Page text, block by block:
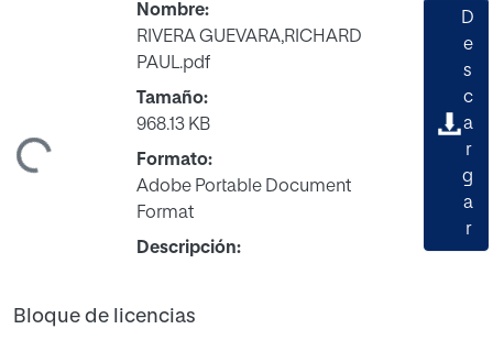
Nombre:
RIVERA GUEVARA,RICHARD
PAUL.pdf
Tamaño:
968.13 KB
Formato:
Adobe Portable Document
Format
Descripción:
D
e
s
c
a
r
g
a
r
Bloque de licencias